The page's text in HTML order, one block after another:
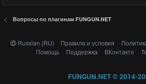
Вопросы по плагинам FUNGUN.NET
Russian (RU) Правила и условия
Помощь
Поддержка ВКонтакте
FUNGUN.NET © 2014-